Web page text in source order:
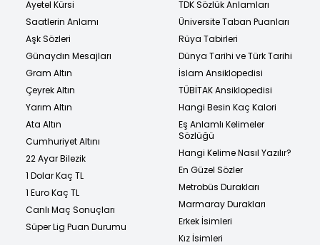
Ayetel Kürsi
Saatlerin Anlamı
Aşk Sözleri
Günaydın Mesajları
Gram Altın
Çeyrek Altın
Yarım Altın
Ata Altın
Cumhuriyet Altını
22 Ayar Bilezik
1 Dolar Kaç TL
1 Euro Kaç TL
Canlı Maç Sonuçları
Süper Lig Puan Durumu
TDK Sözlük Anlamları
Üniversite Taban Puanları
Rüya Tabirleri
Dünya Tarihi ve Türk Tarihi
İslam Ansiklopedisi
TÜBİTAK Ansiklopedisi
Hangi Besin Kaç Kalori
Eş Anlamlı Kelimeler
Sözlüğü
Hangi Kelime Nasıl Yazılır?
En Güzel Sözler
Metrobüs Durakları
Marmaray Durakları
Erkek İsimleri
Kız İsimleri